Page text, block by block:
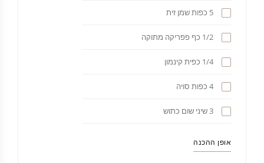
5 כפות שמן זית
1/2 כף פפריקה מתוקה
1/4 כפית קינמון
4 כפות סויה
3 שיני שום כתוש
אופן ההכנה